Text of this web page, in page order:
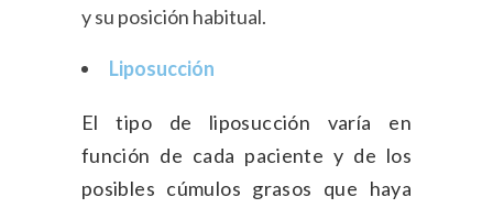
y su posición habitual.
Liposucción
El tipo de liposucción varía en
función de cada paciente y de los
posibles cúmulos grasos que haya